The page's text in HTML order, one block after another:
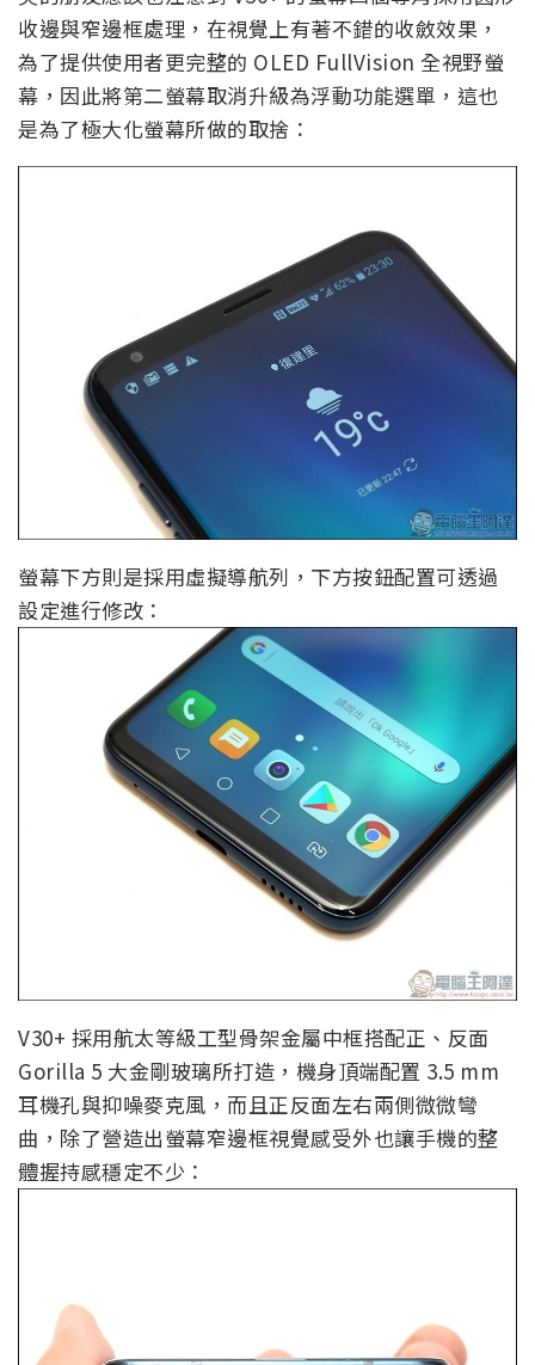
收邊與窄邊框處理，在視覺上有著不錯的收斂效果，
為了提供使用者更完整的 OLED FullVision 全視野螢
幕，因此將第二螢幕取消升級為浮動功能選單，這也
是為了極大化螢幕所做的取捨：
螢幕下方則是採用虛擬導航列，下方按鈕配置可透過
設定進行修改：
V30+ 採用航太等級工型骨架金屬中框搭配正、反面
Gorilla 5 大金剛玻璃所打造，機身頂端配置 3.5 mm
耳機孔與抑噪麥克風，而且正反面左右兩側微微彎
曲，除了營造出螢幕窄邊框視覺感受外也讓手機的整
體握持感穩定不少：